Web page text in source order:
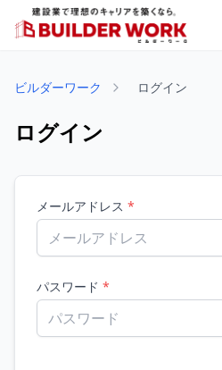
ビルダーワーク ログイン
ログイン
メールアドレス *
パスワード *